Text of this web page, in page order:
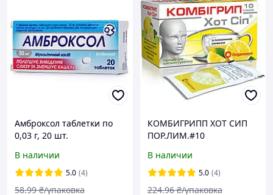
Амброксол таблетки по
0,03 г, 20 шт.
В наличии
5.0 (4)
58.99 ₴/упаковка
КОМБИГРИПП ХОТ СИП
ПОР.ЛИМ.#10
В наличии
5.0 (4)
224.96 ₴/упаковка